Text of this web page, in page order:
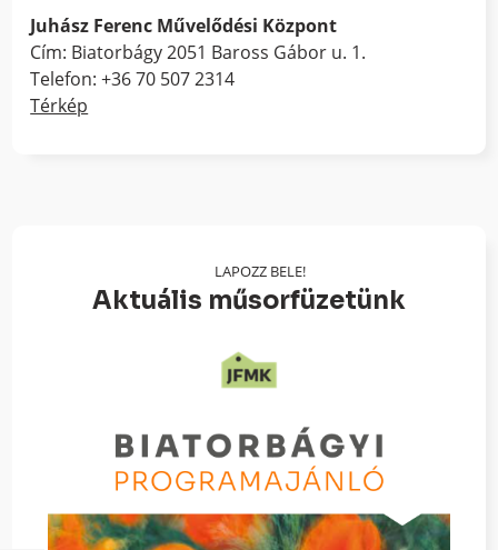
Juhász Ferenc Művelődési Központ
Cím: Biatorbágy 2051 Baross Gábor u. 1.
Telefon: +36 70 507 2314
Térkép
LAPOZZ BELE!
Aktuális műsorfüzetünk